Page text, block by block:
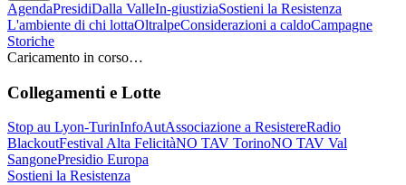
AgendaPresidiDalla ValleIn-giustiziaSostieni la Resistenza
L'ambiente di chi lottaOltralpeConsiderazioni a caldoCampagne
Storiche
Caricamento in corso…
Collegamenti e Lotte
Stop au Lyon-TurinInfoAutAssociazione a ResistereRadio
BlackoutFestival Alta FelicitàNO TAV TorinoNO TAV Val
SangonePresidio Europa
Sostieni la Resistenza